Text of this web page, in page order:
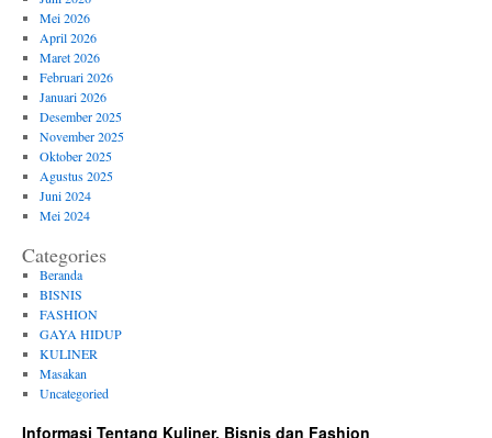
Mei 2026
April 2026
Maret 2026
Februari 2026
Januari 2026
Desember 2025
November 2025
Oktober 2025
Agustus 2025
Juni 2024
Mei 2024
Categories
Beranda
BISNIS
FASHION
GAYA HIDUP
KULINER
Masakan
Uncategoried
Informasi Tentang Kuliner, Bisnis dan Fashion